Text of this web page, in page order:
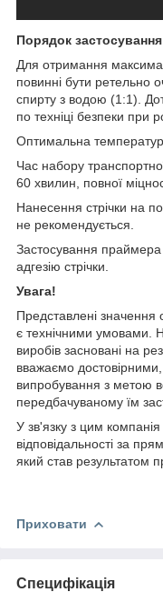
Порядок застосування
Для отримання
повинні бути ретельно
спирту з водою (1:1).
по техніці безпеки при
Оптимальна
Час набору
60 хвилин, повної
Нанесення стрічки на
не рекомендується.
Застосування праймера
адгезію стрічки.
Увага!
Представлені
є технічними умовами.
виробів засновані на
вважаємо достовірними,
випробування з метою
передбачуваному їм
У зв'язку з цим
відповідальності за
який став результатом
Приховати
Специфікація